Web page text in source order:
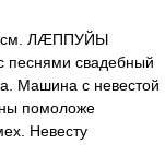
ЛÆППУЙЫ
песнями свадебный
Машина с невестой
помоложе
Невесту